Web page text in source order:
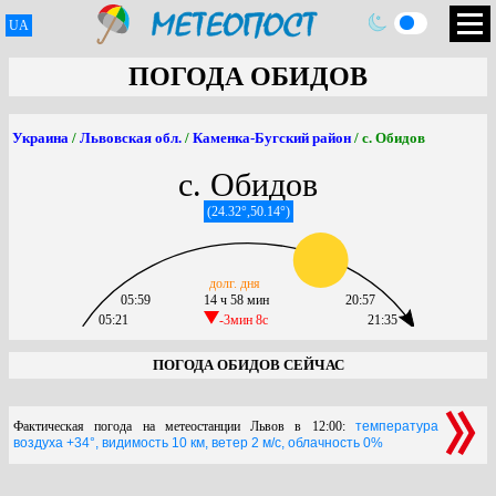
UA
ПОГОДА ОБИДОВ
Украина / Львовская обл. / Каменка-Бугский район / с. Обидов
с. Обидов
(24.32°,50.14°)
05:21
05:59
14 ч 58 мин
-3мин 8c
долг. дня
21:35
20:57
ПОГОДА ОБИДОВ СЕЙЧАС
Фактическая погода на метеостанции Львов в 12:00: температура
воздуха +34°, видимость 10 км, ветер 2 м/с, облачность 0%